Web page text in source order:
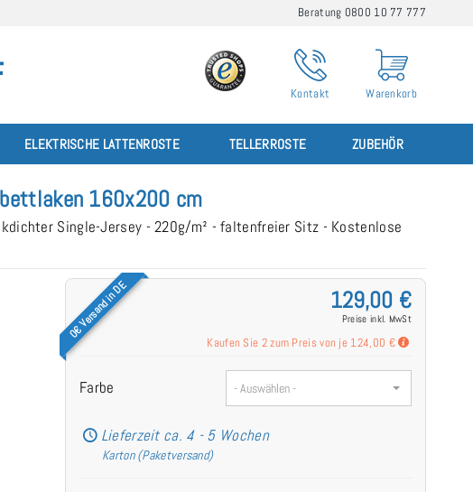
Beratung 0800 10 77 777
Kontakt Warenkorb
ELEKTRISCHE LATTENROSTE TELLERROSTE ZUBEHÖR
160x200 cm
Single-Jersey - 220g/m² - faltenfreier Sitz - Kostenlose
0€ Versand in DE 129,00 €
Preise inkl. MwSt
Kaufen Sie 2 zum Preis von je 124,00 €
Farbe - Auswählen -
Lieferzeit ca. 4 - 5 Wochen
Karton (Paketversand)